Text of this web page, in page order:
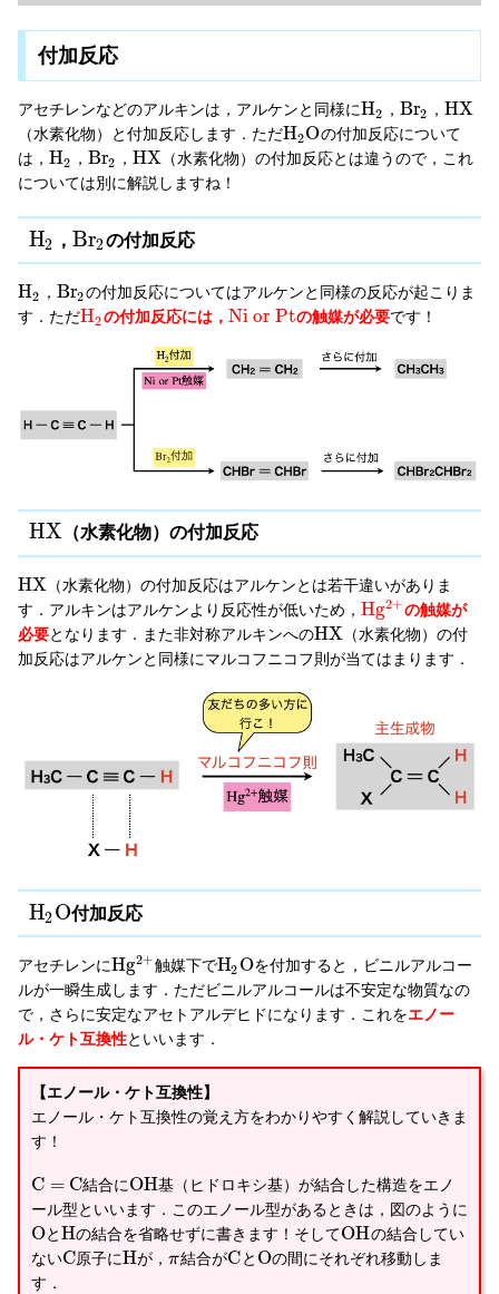
付加反応
アセチレンなどのアルキンは，アルケンと同様にH2 ， Br2 ， HX
（水素化物）と付加反応します．ただH2Oの付加反応について
は， H2 ， Br2 ， HX （水素化物）の付加反応とは違うので，これ
については別に解説しますね！
H2 ， Br2の付加反応
H2 ， Br2の付加反応についてはアルケンと同様の反応が起こりま
す．ただH2の付加反応には， Ni or Ptの触媒が必要です！
HX （水素化物）の付加反応
HX （水素化物）の付加反応はアルケンとは若干違いがありま
す．アルキンはアルケンより反応性が低いため， Hg2+の触媒が
必要となります．また非対称アルキンへのHX （水素化物）の付
加反応はアルケンと同様にマルコフニコフ則が当てはまります．
H2O付加反応
アセチレンにHg2+触媒下でH2 Oを付加すると，ビニルアルコー
ルが一瞬生成します．ただビニルアルコールは不安定な物質なの
で，さらに安定なアセトアルデヒドになります．これをエノー
ル・ケト互換性といいます．
【エノール・ケト互換性】
エノール・ケト互換性の覚え方をわかりやすく解説していきま
す！
C = C結合にOH基（ヒドロキシ基）が結合した構造をエノ
ール型といいます．このエノール型があるときは，図のように
OとHの結合を省略せずに書きます！そしてOHの結合してい
ないC原子にHが，π結合がCと Oの間にそれぞれ移動しま
す．